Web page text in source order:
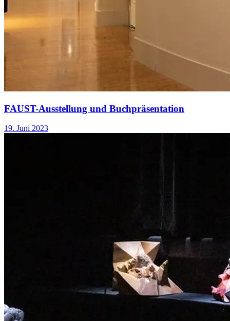
FAUST-Ausstellung und Buchpräsentation
19. Juni 2023